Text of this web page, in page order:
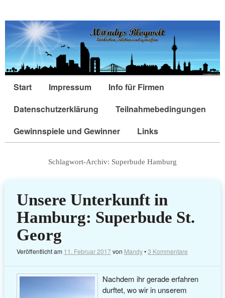
Start Impressum
Info für Firmen
Datenschutzerklärung
Teilnahmebedingungen
Gewinnspiele und Gewinner
Links
Schlagwort-Archiv: Superbude Hamburg
Unsere Unterkunft in
Hamburg: Superbude St.
Georg
Veröffentlicht am 11. Februar 2017von Mandy•3 Kommentare
Nachdem ihr gerade erfahren
durftet, wo wir in unserem